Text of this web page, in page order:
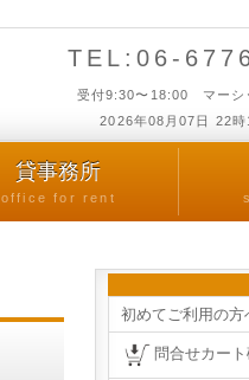
TEL:06-
受付9:30〜18:00 マーシ
2026年08月07日 22時
貸事務所
office for rent
初めてご利用の方
問合せカー